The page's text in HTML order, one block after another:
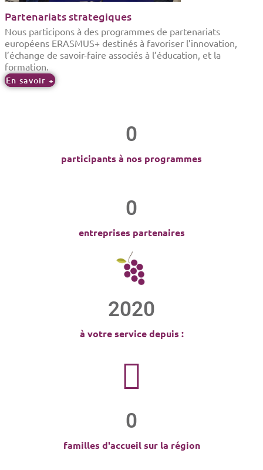
Partenariats strategiques
Nous participons à des programmes de partenariats
européens ERASMUS+ destinés à favoriser l’innovation,
l’échange de savoir-faire associés à l’éducation, et la
formation.
En savoir +
0
participants à nos programmes
0
entreprises partenaires
2020
à votre service depuis :
0
familles d'accueil sur la région